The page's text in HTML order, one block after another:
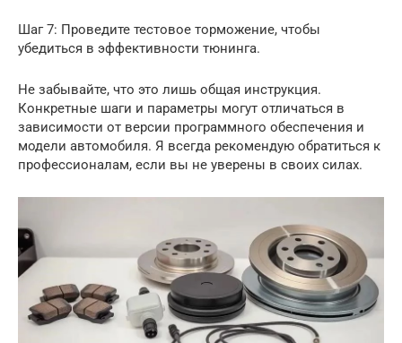
Шаг 7: Проведите тестовое торможение, чтобы
убедиться в эффективности тюнинга.
Не забывайте, что это лишь общая инструкция.
Конкретные шаги и параметры могут отличаться в
зависимости от версии программного обеспечения и
модели автомобиля. Я всегда рекомендую обратиться к
профессионалам, если вы не уверены в своих силах.